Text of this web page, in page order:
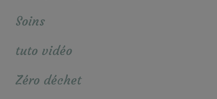
Soins
tuto vidéo
Zéro déchet